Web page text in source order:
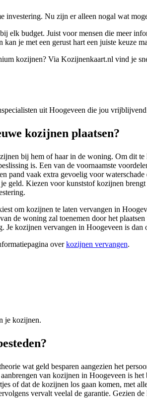
Nu zijn er alleen nogal wat
elk budget. Juist voor mensen die meer
je met een gerust hart een juiste keuze
kozijnen? Via Kozijnenkaart.nl vind je
uit Hoogeveen die jou
kozijnen plaatsen?
bij hem of haar in de woning. Om dit
is. Een van de voornaamste
pand vaak extra gevoelig voor
geld. Kiezen voor kunststof kozijnen
om kozijnen te laten vervangen in
de woning zal toenemen door het
kozijnen vervangen in Hoogeveen is dan
overkozijnen vervangen.
je kozijnen.
wat geld besparen aangezien het
van kozijnen in Hoogeveen is
of dat de kozijnen los gaan komen, met
vervalt veelal de garantie. Gezien